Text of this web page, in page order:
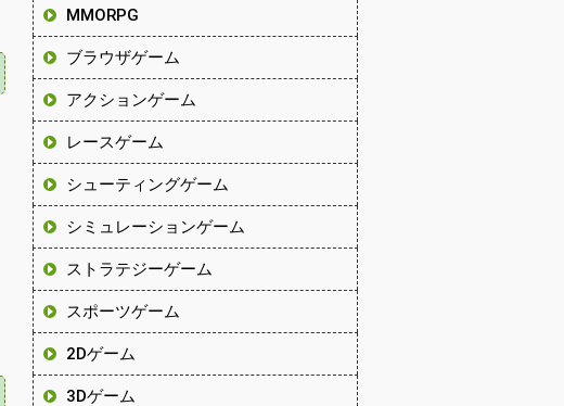
MMORPG
ブラウザゲーム
アクションゲーム
レースゲーム
シューティングゲーム
シミュレーションゲーム
ストラテジーゲーム
スポーツゲーム
2Dゲーム
3Dゲーム